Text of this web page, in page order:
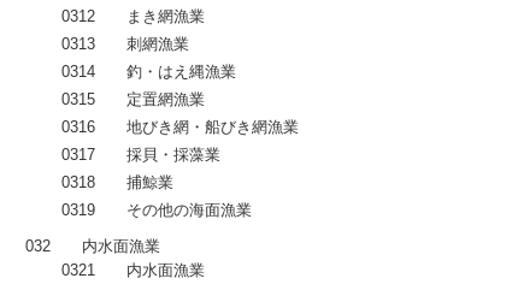
0312 まき網漁業
0313 刺網漁業
0314 釣・はえ縄漁業
0315 定置網漁業
0316 地びき網・船びき網漁業
0317 採貝・採藻業
0318 捕鯨業
0319 その他の海面漁業
032 内水面漁業
0321 内水面漁業